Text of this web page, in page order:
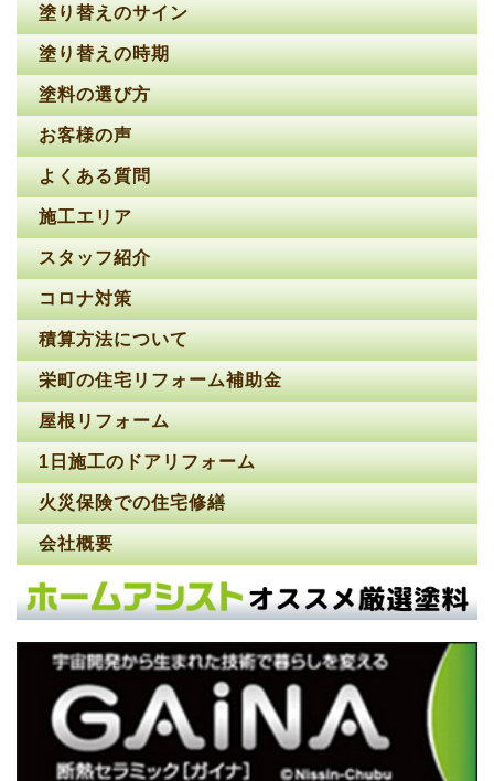
塗り替えのサイン
塗り替えの時期
塗料の選び方
お客様の声
よくある質問
施工エリア
スタッフ紹介
コロナ対策
積算方法について
栄町の住宅リフォーム補助金
屋根リフォーム
1日施工のドアリフォーム
火災保険での住宅修繕
会社概要